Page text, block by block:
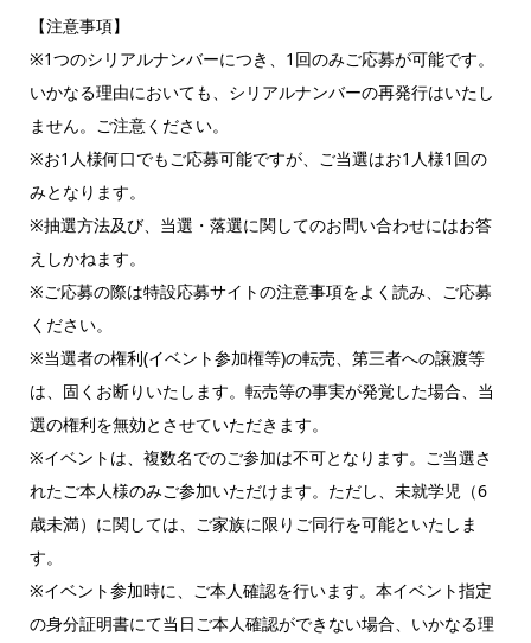
【注意事項】
※1つのシリアルナンバーにつき、1回のみご応募が可能です。
いかなる理由においても、シリアルナンバーの再発行はいたし
ません。ご注意ください。
※お1人様何口でもご応募可能ですが、ご当選はお1人様1回の
みとなります。
※抽選方法及び、当選・落選に関してのお問い合わせにはお答
えしかねます。
※ご応募の際は特設応募サイトの注意事項をよく読み、ご応募
ください。
※当選者の権利(イベント参加権等)の転売、第三者への譲渡等
は、固くお断りいたします。転売等の事実が発覚した場合、当
選の権利を無効とさせていただきます。
※イベントは、複数名でのご参加は不可となります。ご当選さ
れたご本人様のみご参加いただけます。ただし、未就学児（6
歳未満）に関しては、ご家族に限りご同行を可能といたしま
す。
※イベント参加時に、ご本人確認を行います。本イベント指定
の身分証明書にて当日ご本人確認ができない場合、いかなる理